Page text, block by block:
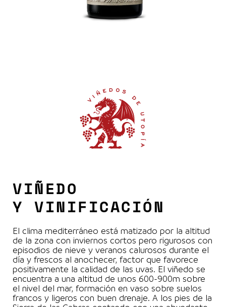
VIÑEDO
Y VINIFICACIÓN
El clima mediterráneo está matizado por la altitud
de la zona con inviernos cortos pero rigurosos con
episodios de nieve y veranos calurosos durante el
día y frescos al anochecer, factor que favorece
positivamente la calidad de las uvas. El viñedo se
encuentra a una altitud de unos 600-900m sobre
el nivel del mar, formación en vaso sobre suelos
francos y ligeros con buen drenaje. A los pies de la